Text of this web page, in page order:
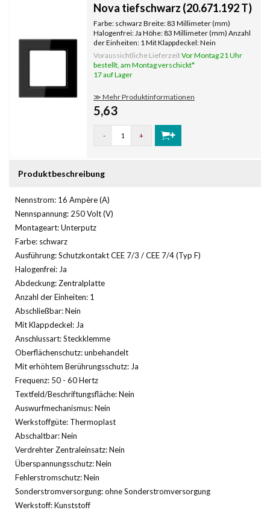
Nova tiefschwarz (20.671.192 T)
Farbe: schwarz Breite: 83 Millimeter (mm)
Halogenfrei: Ja Höhe: 83 Millimeter (mm) Anzahl
der Einheiten: 1 Mit Klappdeckel: Nein
Oberflächenschutz: unbehandelt
Textfeld/Beschriftungsfläche: Nein
Werkstoffgüte: Thermoplast Werkstoff:
Kunststoff Befest
Voraussichtliche LieferzeitVor Montag 21 Uhr
bestellt, am Montag verschickt*
17 auf Lager
≫ Mehr Produktinformationen
5,63
- +
Produktbeschreibung
Nennstrom: 16 Ampère (A)
Nennspannung: 250 Volt (V)
Montageart: Unterputz
Farbe: schwarz
Ausführung: Schutzkontakt CEE 7/3 / CEE 7/4 (Typ F)
Halogenfrei: Ja
Abdeckung: Zentralplatte
Anzahl der Einheiten: 1
Abschließbar: Nein
Mit Klappdeckel: Ja
Anschlussart: Steckklemme
Oberflächenschutz: unbehandelt
Mit erhöhtem Berührungsschutz: Ja
Frequenz: 50 - 60 Hertz
Textfeld/Beschriftungsfläche: Nein
Auswurfmechanismus: Nein
Werkstoffgüte: Thermoplast
Abschaltbar: Nein
Verdrehter Zentraleinsatz: Nein
Überspannungsschutz: Nein
Fehlerstromschutz: Nein
Sonderstromversorgung: ohne Sonderstromversorgung
Werkstoff: Kunststoff